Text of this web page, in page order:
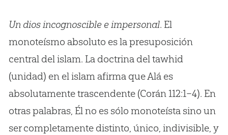
Un dios incognoscible e impersonal. El
monoteísmo absoluto es la presuposición
central del islam. La doctrina del tawhid
(unidad) en el islam afirma que Alá es
absolutamente trascendente (Corán 112:1–4). En
otras palabras, Él no es sólo monoteísta sino un
ser completamente distinto, único, indivisible, y